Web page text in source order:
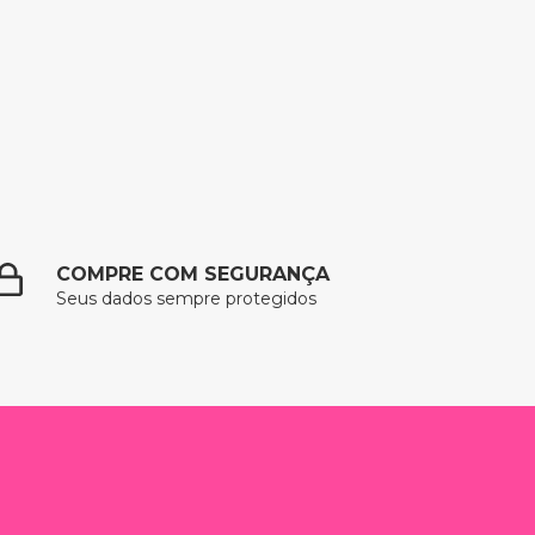
COMPRE COM SEGURANÇA
Seus dados sempre protegidos